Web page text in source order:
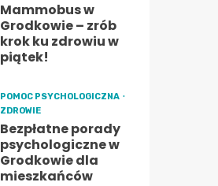
Mammobus w
Grodkowie – zrób
krok ku zdrowiu w
piątek!
POMOC PSYCHOLOGICZNA
ZDROWIE
Bezpłatne porady
psychologiczne w
Grodkowie dla
mieszkańców